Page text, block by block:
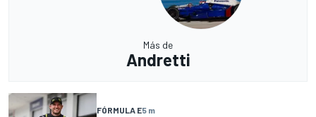
Más de
Andretti
FÓRMULA E5 m